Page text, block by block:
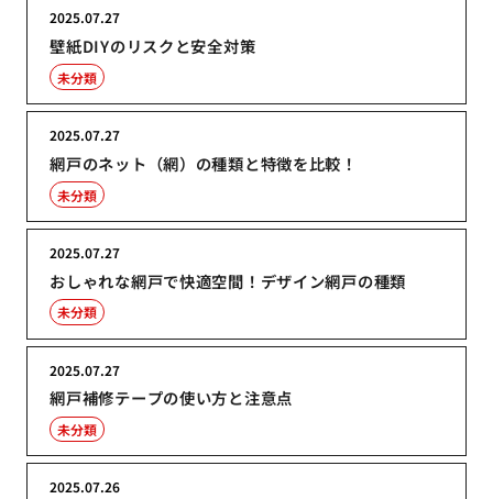
壁紙DIYのリスクと安全対策
2025.07.27
未分類
網戸のネット（網）の種類と特徴を比較！
2025.07.27
未分類
おしゃれな網戸で快適空間！デザイン網戸の種類
2025.07.27
未分類
網戸補修テープの使い方と注意点
2025.07.27
未分類
2025.07.26